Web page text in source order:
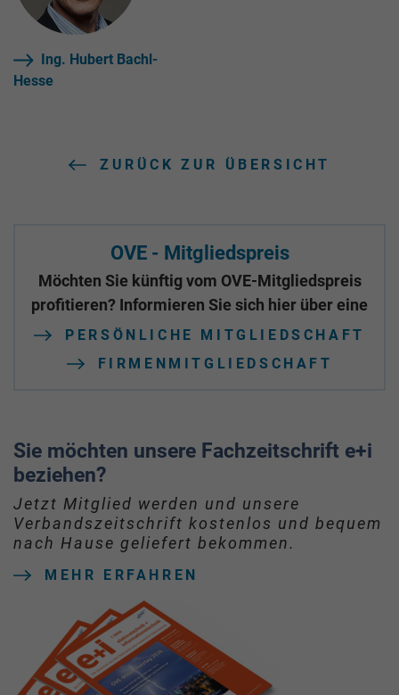
Ing. Hubert Bachl-
Hesse
ZURÜCK ZUR ÜBERSICHT
OVE - Mitgliedspreis
Möchten Sie künftig vom OVE-Mitgliedspreis
profitieren? Informieren Sie sich hier über eine
PERSÖNLICHE MITGLIEDSCHAFT
FIRMENMITGLIEDSCHAFT
Sie möchten unsere Fachzeitschrift e+i
beziehen?
Jetzt Mitglied werden und unsere
Verbandszeitschrift kostenlos und bequem
nach Hause geliefert bekommen.
MEHR ERFAHREN